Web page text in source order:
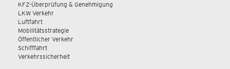
KFZ-Überprüfung & Genehmigung
LKW Verkehr
Luftfahrt
Mobilitätsstrategie
Öffentlicher Verkehr
Schifffahrt
Verkehrssicherheit